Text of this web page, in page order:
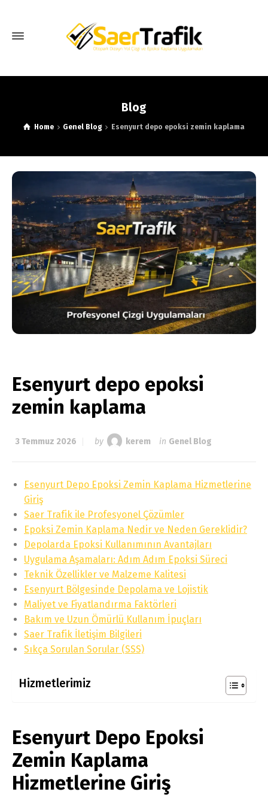
Blog
Home Genel Blog Esenyurt depo epoksi zemin kaplama
Esenyurt depo epoksi
zemin kaplama
3 Temmuz 2026 by kerem in Genel Blog
Esenyurt Depo Epoksi Zemin Kaplama Hizmetlerine
Giriş
Saer Trafik ile Profesyonel Çözümler
Epoksi Zemin Kaplama Nedir ve Neden Gereklidir?
Depolarda Epoksi Kullanımının Avantajları
Uygulama Aşamaları: Adım Adım Epoksi Süreci
Teknik Özellikler ve Malzeme Kalitesi
Esenyurt Bölgesinde Depolama ve Lojistik
Maliyet ve Fiyatlandırma Faktörleri
Bakım ve Uzun Ömürlü Kullanım İpuçları
Saer Trafik İletişim Bilgileri
Sıkça Sorulan Sorular (SSS)
Hizmetlerimiz
Esenyurt Depo Epoksi
Zemin Kaplama
Hizmetlerine Giriş